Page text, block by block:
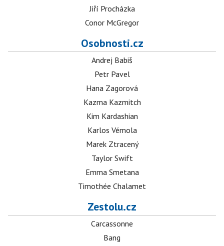
Jiří Procházka
Conor McGregor
Osobnosti.cz
Andrej Babiš
Petr Pavel
Hana Zagorová
Kazma Kazmitch
Kim Kardashian
Karlos Vémola
Marek Ztracený
Taylor Swift
Emma Smetana
Timothée Chalamet
Zestolu.cz
Carcassonne
Bang